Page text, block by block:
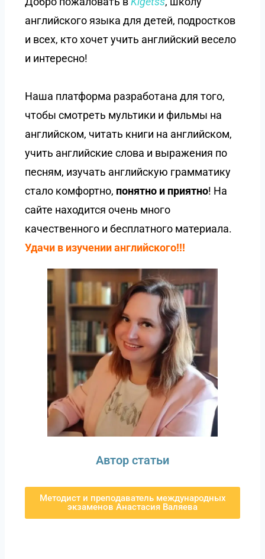
английского языка для детей, подростков
и всех, кто хочет учить английский весело
и интересно!
Наша платформа разработана для того,
чтобы смотреть мультики и фильмы на
английском, читать книги на английском,
учить английские слова и выражения по
песням, изучать английскую грамматику
стало комфортно, понятно и приятно! На
сайте находится очень много
качественного и бесплатного материала.
Удачи в изучении английского!!!
Автор статьи
Методист и преподаватель международных
экзаменов Анастасия Валяева